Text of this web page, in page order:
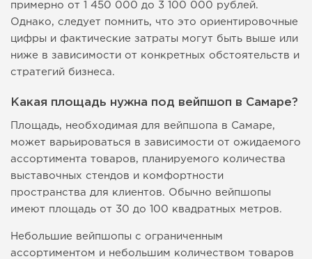
примерно от 1 450 000 до 3 100 000 рублей.
Однако, следует помнить, что это ориентировочные
цифры и фактические затраты могут быть выше или
ниже в зависимости от конкретных обстоятельств и
стратегий бизнеса.
Какая площадь нужна под вейпшоп в Самаре?
Площадь, необходимая для вейпшопа в Самаре,
может варьироваться в зависимости от ожидаемого
ассортимента товаров, планируемого количества
выставочных стендов и комфортности
пространства для клиентов. Обычно вейпшопы
имеют площадь от 30 до 100 квадратных метров.
Небольшие вейпшопы с ограниченным
ассортиментом и небольшим количеством товаров